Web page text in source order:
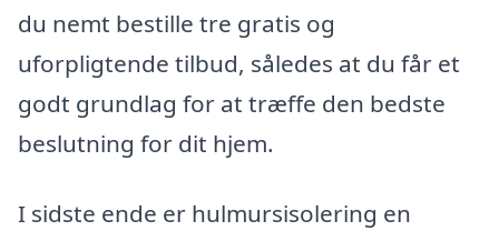
du nemt bestille tre gratis og
uforpligtende tilbud, således at du får et
godt grundlag for at træffe den bedste
beslutning for dit hjem.
I sidste ende er hulmursisolering en